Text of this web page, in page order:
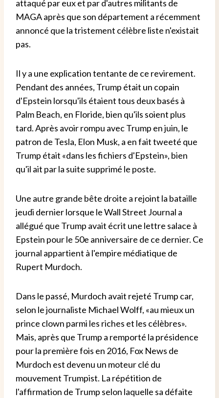
attaqué par eux et par d'autres militants de
MAGA après que son département a récemment
annoncé que la tristement célèbre liste n'existait
pas.
Il y a une explication tentante de ce revirement.
Pendant des années, Trump était un copain
d'Epstein lorsqu'ils étaient tous deux basés à
Palm Beach, en Floride, bien qu'ils soient plus
tard. Après avoir rompu avec Trump en juin, le
patron de Tesla, Elon Musk, a en fait tweeté que
Trump était «dans les fichiers d'Epstein», bien
qu'il ait par la suite supprimé le poste.
Une autre grande bête droite a rejoint la bataille
jeudi dernier lorsque le Wall Street Journal a
allégué que Trump avait écrit une lettre salace à
Epstein pour le 50e anniversaire de ce dernier. Ce
journal appartient à l'empire médiatique de
Rupert Murdoch.
Dans le passé, Murdoch avait rejeté Trump car,
selon le journaliste Michael Wolff, «au mieux un
prince clown parmi les riches et les célèbres».
Mais, après que Trump a remporté la présidence
pour la première fois en 2016, Fox News de
Murdoch est devenu un moteur clé du
mouvement Trumpist. La répétition de
l'affirmation de Trump selon laquelle sa défaite